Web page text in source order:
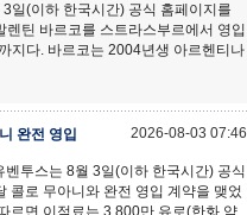
일(이하 한국시간) 공식 홈페이지를
틴 바르코를 스트라스부르에서 영입
지다. 바르코는 2004년생 아르헨티나
완전 영입 2026-08-03 07:46
투스는 8월 3일(이하 한국시간) 공식
콜로 무아니와 완전 영입 계약을 맺었
르면 이적료는 3,800만 유로(한화 약